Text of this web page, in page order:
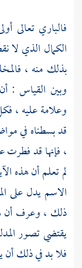
فالباري تعالى
الكمال الذي لا
بذلك منه ،
وبين القياس :
وعلامة عليه ،
قد بسطناه في
، فإنها قد فطرت
لم تعلم أن هذه
الاسم يدل على
ذلك ، وعرف أن
يقتضي تصور
فلا بد في ذلك أن